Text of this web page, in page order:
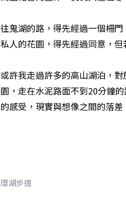
往鬼湖的路，得先經過一個柵
私人的花園，得先經過同意，
或許我走過許多的高山湖泊，
園，走在水泥路面不到20分鐘
的感受，現實與想像之間的落差
環湖步道